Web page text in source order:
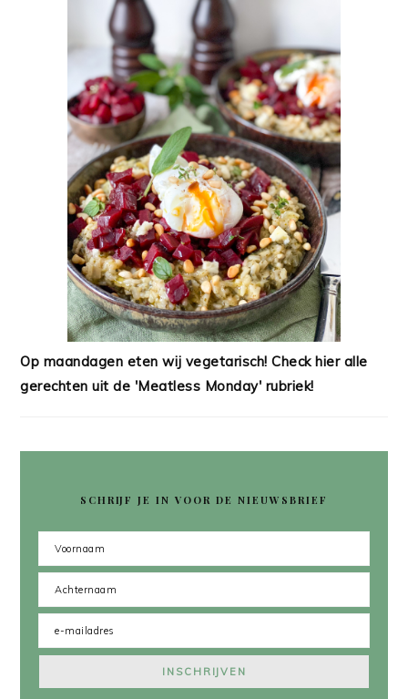
Op maandagen eten wij vegetarisch! Check hier alle
gerechten uit de 'Meatless Monday' rubriek!
SCHRIJF JE IN VOOR DE NIEUWSBRIEF